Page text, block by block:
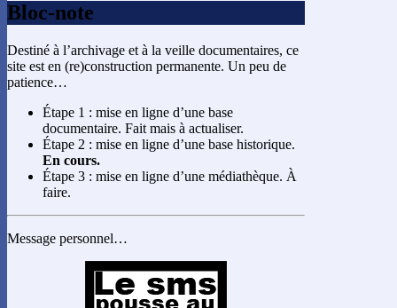
Bloc-note
Destiné à l’archivage et à la veille documentaires, ce
site est en (re)construction permanente. Un peu de
patience…
Étape 1 : mise en ligne d’une base
documentaire. Fait mais à actualiser.
Étape 2 : mise en ligne d’une base historique.
En cours.
Étape 3 : mise en ligne d’une médiathèque. À
faire.
Message personnel…